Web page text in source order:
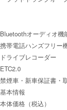
Bluetoothオーディオ機
携帯電話ハンズフリー
ドライブレコーダー
ETC2.0
禁煙車・新車保証書・
基本情報
本体価格（税込）